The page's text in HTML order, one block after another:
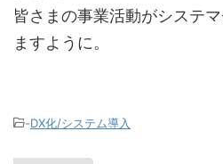
皆さまの事業活動がシステ
ますように。
-DX化/システム導入